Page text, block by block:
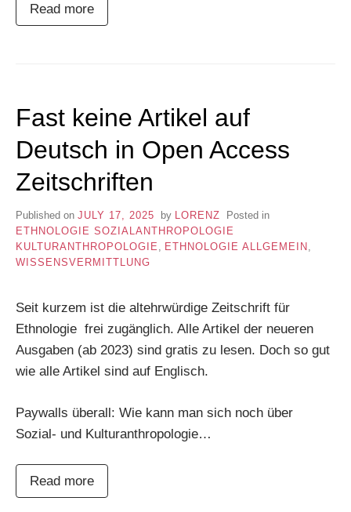
Read more
Fast keine Artikel auf
Deutsch in Open Access
Zeitschriften
Published on JULY 17, 2025 by LORENZ
Posted in
ETHNOLOGIE SOZIALANTHROPOLOGIE
KULTURANTHROPOLOGIE , ETHNOLOGIE ALLGEMEIN ,
WISSENSVERMITTLUNG
Seit kurzem ist die altehrwürdige Zeitschrift für
Ethnologie frei zugänglich. Alle Artikel der neueren
Ausgaben (ab 2023) sind gratis zu lesen. Doch so gut
wie alle Artikel sind auf Englisch.
Paywalls überall: Wie kann man sich noch über
Sozial- und Kulturanthropologie…
Read more